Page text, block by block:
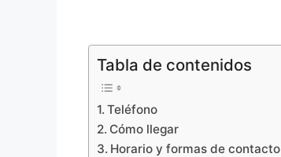
Tabla de contenidos
Teléfono
Cómo llegar
Horario y formas de contacto